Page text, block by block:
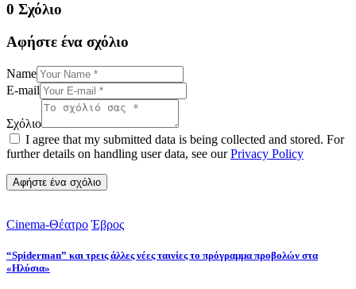
0 Σχόλιο
Αφήστε ένα σχόλιο
Name
E-mail
Σχόλιο
I agree that my submitted data is being collected and stored. For
further details on handling user data, see ourPrivacy Policy
Cinema-Θέατρο Έβρος
“Spiderman” και τρεις άλλες νέες ταινίες το πρόγραμμα προβολών στα
«Ηλύσια»